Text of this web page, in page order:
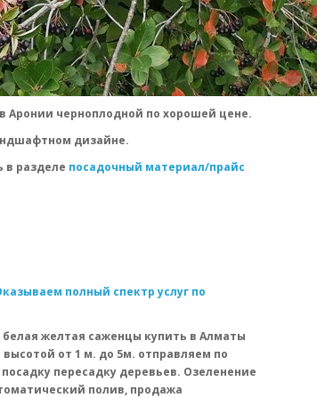
Аронии черноплодной по хорошей цене.
дизайне.
в разделе посадочный материал/прайс
полный спектр услуг по
желтая саженцы купить в Алматы
от 1 м. до 5м. отправляем по
пересадку деревьев. Озеленение
полив, продажа